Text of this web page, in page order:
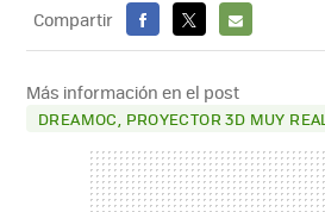
Compartir
FACEBOOK
X
E-
MAIL
Más información en el post
DREAMOC, PROYECTOR 3D MUY REAL